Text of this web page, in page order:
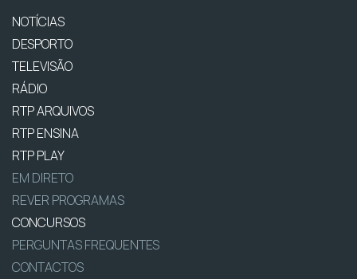
NOTÍCIAS
DESPORTO
TELEVISÃO
RÁDIO
RTP ARQUIVOS
RTP ENSINA
RTP PLAY
EM DIRETO
REVER PROGRAMAS
CONCURSOS
PERGUNTAS FREQUENTES
CONTACTOS